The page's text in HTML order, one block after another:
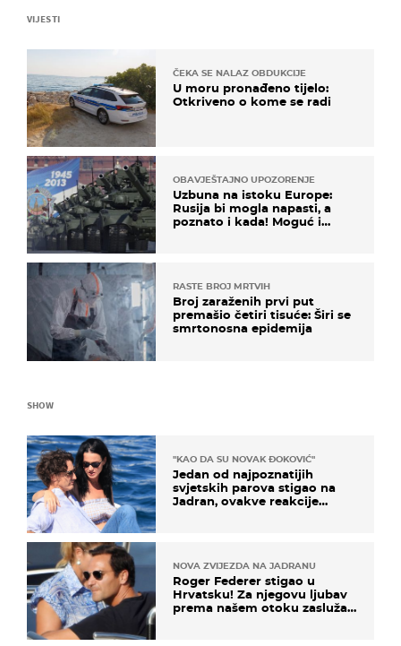
VIJESTI
ČEKA SE NALAZ OBDUKCIJE
U moru pronađeno tijelo:
Otkriveno o kome se radi
OBAVJEŠTAJNO UPOZORENJE
Uzbuna na istoku Europe:
Rusija bi mogla napasti, a
poznato i kada! Moguć i
RASTE BROJ MRTVIH
Broj zaraženih prvi put
premašio četiri tisuće: Širi se
smrtonosna epidemija
SHOW
"KAO DA SU NOVAK ĐOKOVIĆ"
Jedan od najpoznatijih
svjetskih parova stigao na
Jadran, ovakve reakcije
NOVA ZVIJEZDA NA JADRANU
Roger Federer stigao u
Hrvatsku! Za njegovu ljubav
prema našem otoku zaslužan